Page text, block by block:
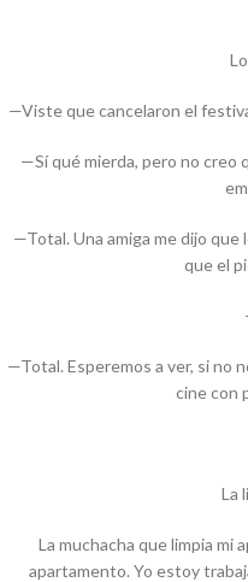
—Viste que cancelaron el
—Sí qué mierda, pero no creo
—Total. Una amiga me dijo que
que el
—Total. Esperemos a ver, si no
cine con
La
La muchacha que limpia mi
apartamento. Yo estoy